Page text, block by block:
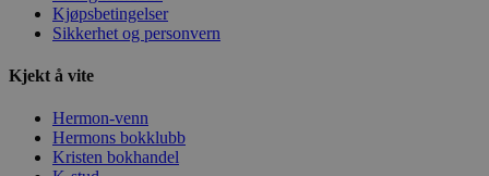
Kjøpsbetingelser
Sikkerhet og personvern
Kjekt å vite
Hermon-venn
Hermons bokklubb
Kristen bokhandel